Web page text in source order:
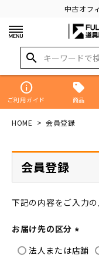
中古オフ
search
info
ご利用ガイド 商品
HOME 会員登録
会員登録
下記の内容をご入力の
お届け先の区分
(
法人または店舗